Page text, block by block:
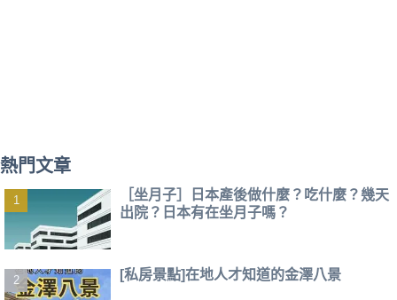
熱門文章
［坐月子］日本產後做什麼？吃什麼？幾天
出院？日本有在坐月子嗎？
[私房景點]在地人才知道的金澤八景